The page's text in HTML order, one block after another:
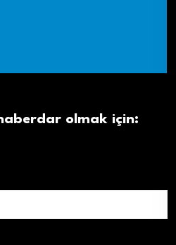
olmak için: